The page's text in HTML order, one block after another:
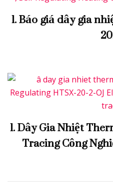
1. Báo giá dây gia
1. Dây Gia Nhiệt
Tracing Công